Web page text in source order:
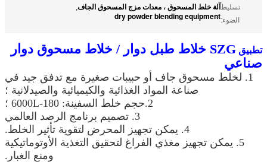
تسليط
الضوء:
آلة خلط المسحوق ، معدات مزج المسحوق الجاف,
dry powder blending equipment
تطبيق
SZG خلاط طبل دوار / خلاط مسحوق دوار
صناعي
1. لخلط مسحوق جاف أو حبيبات صغيرة مع تدفق جيد في
صناعة المواد الغذائية والكيميائية والصيدلانية ؛
2.حجم خلط السفينة: 180-6000L ؛
3. تصميم برنامج الرصد العالمي
4. يمكن تجهيز المحرض لتقوية تأثير الخلط.
5. يمكن تجهيز مغذي الفراغ لتحقيق التغذية الأوتوماتيكية
ومنع الغبار.